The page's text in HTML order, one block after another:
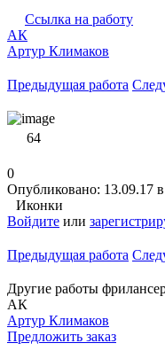
Ссылка на работу
АК
Артур Климаков
Предыдущая работа
64
0
Опубликовано: 13.09.17
Иконки
Войдите или
Предыдущая работа
Другие работы
АК
Артур Климаков
Предложить заказ